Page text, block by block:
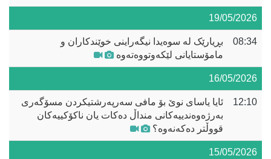
19/05/2026
08:34
بڕیارێک لە سوەیدا نیگەراینی خوێندکاران و
مامۆستایانی لێکەوتووەتەوە
16/05/2026
12:10
ئایا یاسای نوێ بۆ مافی سەرپەرشتیکردن مسۆگەری
بەرژەوەندییەکانی منداڵ دەکات یان ناکۆکییەکان
قووڵتر دەکەنەوە؟
15/05/2026